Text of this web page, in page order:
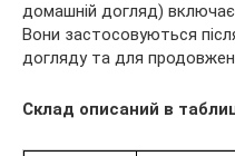
домашній догляд)
Вони застосовуються
догляду та для
Склад описаний в